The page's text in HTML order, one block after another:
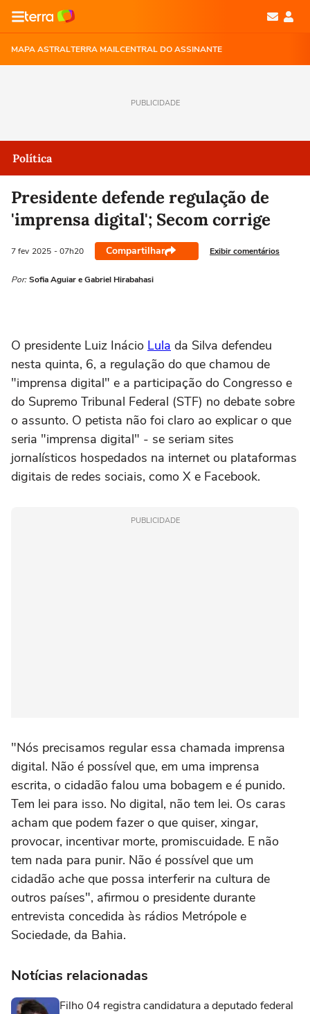
MAPA ASTRALTERRA MAILCENTRAL DO ASSINANTE
PUBLICIDADE
Política
Presidente defende regulação de
'imprensa digital'; Secom corrige
7 fev 2025 - 07h20 Compartilhar Exibir comentários
Por: Sofia Aguiar e Gabriel Hirabahasi
O presidente Luiz Inácio Lula da Silva defendeu
nesta quinta, 6, a regulação do que chamou de
"imprensa digital" e a participação do Congresso e
do Supremo Tribunal Federal (STF) no debate sobre
o assunto. O petista não foi claro ao explicar o que
seria "imprensa digital" - se seriam sites
jornalísticos hospedados na internet ou plataformas
digitais de redes sociais, como X e Facebook.
PUBLICIDADE
"Nós precisamos regular essa chamada imprensa
digital. Não é possível que, em uma imprensa
escrita, o cidadão falou uma bobagem e é punido.
Tem lei para isso. No digital, não tem lei. Os caras
acham que podem fazer o que quiser, xingar,
provocar, incentivar morte, promiscuidade. E não
tem nada para punir. Não é possível que um
cidadão ache que possa interferir na cultura de
outros países", afirmou o presidente durante
entrevista concedida às rádios Metrópole e
Sociedade, da Bahia.
Notícias relacionadas
Filho 04 registra candidatura a deputado federal